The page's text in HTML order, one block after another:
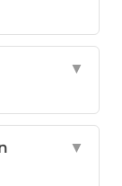
▼
▼